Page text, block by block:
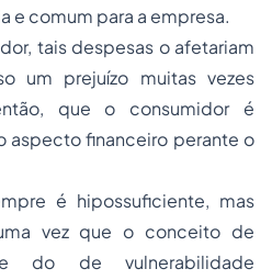
e comum para a empresa.
tais despesas o afetariam
um prejuízo muitas vezes
que o consumidor é
aspecto financeiro perante o
é hipossuficiente, mas
vez que o conceito de
do de vulnerabilidade